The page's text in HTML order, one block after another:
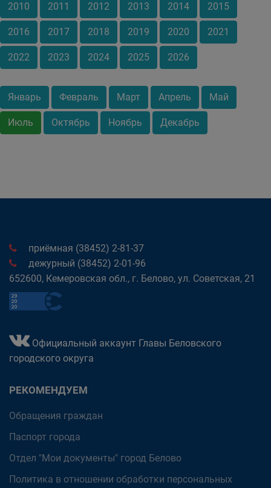
2010 2011 2012 2013 2014 2015
2016 2017 2018 2019 2020 2021
2022 2023 2024 2025 2026
Январь Февраль Март Апрель Май
Июль Октябрь Ноябрь Декабрь
приёмная (38452) 2-81-37
дежурный (38452) 2-01-96
652600, Кемеровская обл., г. Белово, ул. Советская, 21
Официальный аккаунт Главы Беловского
городского округа
РЕКОМЕНДУЕМ
Обращения граждан
Паспорт города
Отдел "Мои документы" город Белово
Политика в отношении обработки персональных